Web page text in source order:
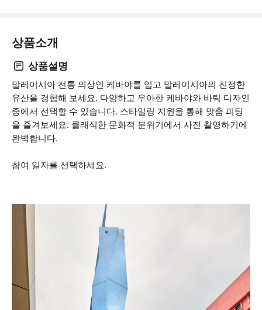
상품소개
상품설명
말레이시아 전통 의상인 케바야를 입고 말레이시아의 진정한
유산을 경험해 보세요. 다양하고 우아한 케바야와 바틱 디자인
중에서 선택할 수 있습니다. 스타일링 지원을 통해 맞춤 피팅
을 즐겨보세요. 클래식한 문화적 분위기에서 사진 촬영하기에
완벽합니다.
참여 일자를 선택하세요.